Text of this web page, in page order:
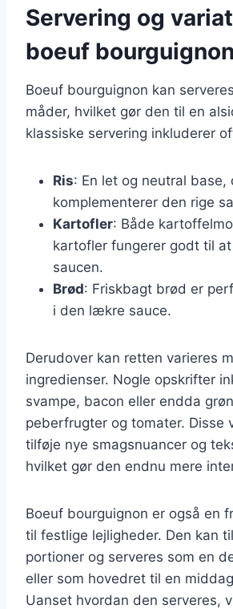
Servering og
boeuf bourguignon
Boeuf bourguignon kan
måder, hvilket gør den til en
klassiske servering inkluderer
Ris: En let og neutral base,
komplementerer den rige
Kartofler: Både
kartofler fungerer godt til
saucen.
Brød: Friskbagt brød er
i den lækre sauce.
Derudover kan retten varieres
ingredienser. Nogle opskrifter
svampe, bacon eller endda
peberfrugter og tomater. Disse
tilføje nye smagsnuancer og
hvilket gør den endnu mere
Boeuf bourguignon er også en
til festlige lejligheder. Den kan
portioner og serveres som en
eller som hovedret til en
Uanset hvordan den serveres,